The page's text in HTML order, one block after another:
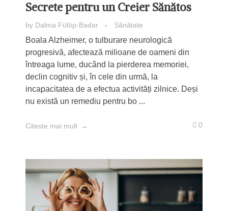
Secrete pentru un Creier Sănătos
by Dalma Fülöp-Badar Sănătate
Boala Alzheimer, o tulburare neurologică
progresivă, afectează milioane de oameni din
întreaga lume, ducând la pierderea memoriei,
declin cognitiv și, în cele din urmă, la
incapacitatea de a efectua activități zilnice. Deși
nu există un remediu pentru bo ...
Citeste mai mult 0